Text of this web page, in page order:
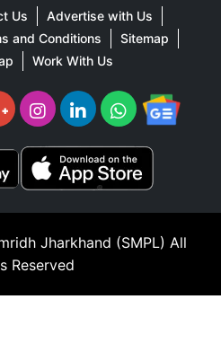
Us
Advertise with Us
and Conditions
Sitemap
Work With Us
Jharkhand (SMPL) All
Reserved